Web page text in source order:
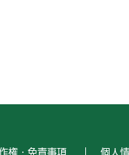
権・免責事項 個人